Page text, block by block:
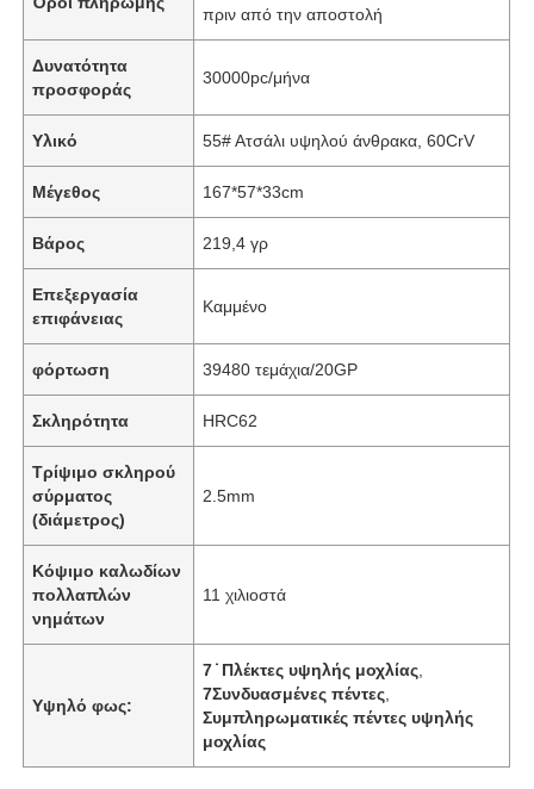
πριν από την αποστολή
Δυνατότητα
προσφοράς
30000pc/μήνα
Υλικό 55# Ατσάλι υψηλού άνθρακα, 60CrV
Μέγεθος 167*57*33cm
Βάρος 219,4 γρ
Επεξεργασία
επιφάνειας
Καμμένο
φόρτωση 39480 τεμάχια/20GP
Σκληρότητα HRC62
Τρίψιμο σκληρού
σύρματος
(διάμετρος)
2.5mm
Κόψιμο καλωδίων
πολλαπλών
νημάτων
11 χιλιοστά
Υψηλό φως:
7 ̇ Πλέκτες υψηλής μοχλίας
7Συνδυασμένες πέντες
Συμπληρωματικές πέντες υψηλής
μοχλίας